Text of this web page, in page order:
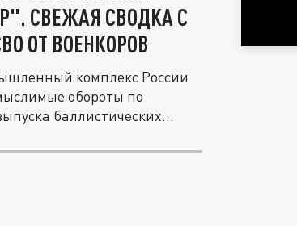
СВЕЖАЯ СВОДКА С
ОТ ВОЕНКОРОВ
комплекс России
обороты по
баллистических